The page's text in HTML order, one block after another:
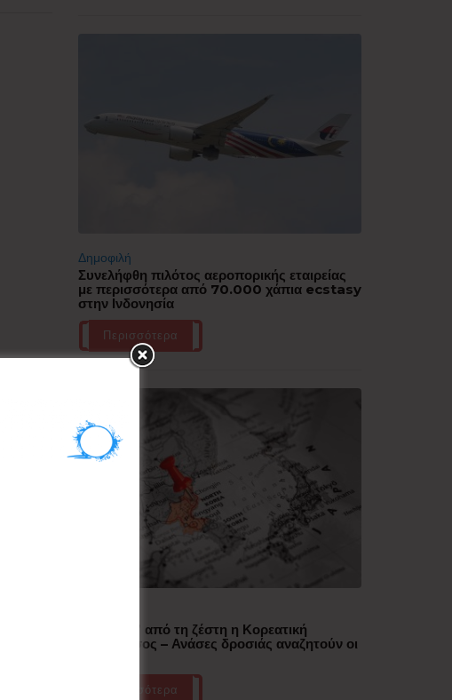
Δημοφιλή
Συνελήφθη πιλότος αεροπορικής εταιρείας
με περισσότερα από 70.000 χάπια ecstasy
στην Ινδονησία
Περισσότερα
“Έλιωσε” από τη ζέστη η Κορεατική
Χερσόνησος – Ανάσες δροσιάς αναζητούν οι
Περισσότερα